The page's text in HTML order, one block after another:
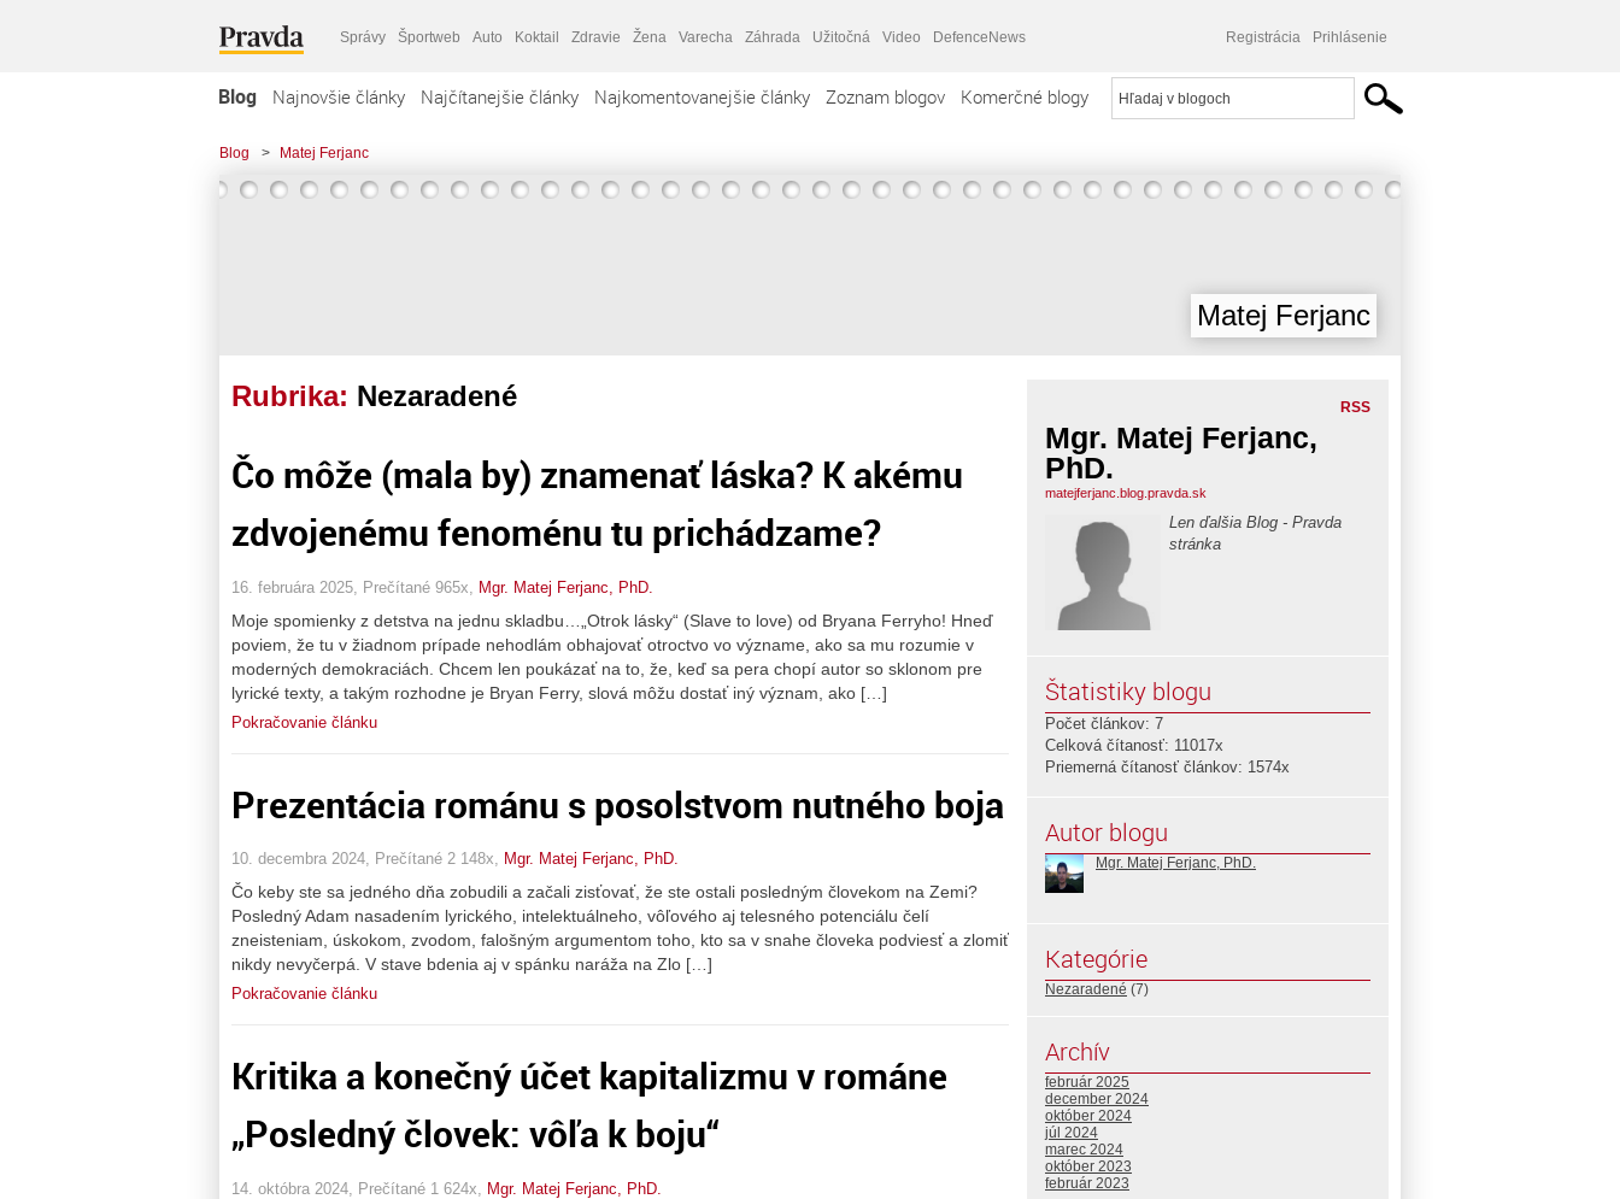
Správy Športweb Auto Koktail Zdravie Žena Varecha Záhrada Užitočná Video DefenceNews Registrácia Prihlásenie
Blog Najnovšie články Najčítanejšie články Najkomentovanejšie články Zoznam blogov Komerčné blogy
Blog > Matej Ferjanc
Matej Ferjanc
Rubrika: Nezaradené
Čo môže (mala by) znamenať láska? K akému
zdvojenému fenoménu tu prichádzame?
16. februára 2025, Prečítané 965x, Mgr. Matej Ferjanc, PhD.
Moje spomienky z detstva na jednu skladbu…„Otrok lásky“ (Slave to love) od Bryana Ferryho! Hneď
poviem, že tu v žiadnom prípade nehodlám obhajovať otroctvo vo význame, ako sa mu rozumie v
moderných demokraciách. Chcem len poukázať na to, že, keď sa pera chopí autor so sklonom pre
lyrické texty, a takým rozhodne je Bryan Ferry, slová môžu dostať iný význam, ako […]
Pokračovanie článku
Prezentácia románu s posolstvom nutného boja
10. decembra 2024, Prečítané 2 148x, Mgr. Matej Ferjanc, PhD.
Čo keby ste sa jedného dňa zobudili a začali zisťovať, že ste ostali posledným človekom na Zemi?
Posledný Adam nasadením lyrického, intelektuálneho, vôľového aj telesného potenciálu čelí
zneisteniam, úskokom, zvodom, falošným argumentom toho, kto sa v snahe človeka podviesť a zlomiť
nikdy nevyčerpá. V stave bdenia aj v spánku naráža na Zlo […]
Pokračovanie článku
Kritika a konečný účet kapitalizmu v románe
„Posledný človek: vôľa k boju“
14. októbra 2024, Prečítané 1 624x, Mgr. Matej Ferjanc, PhD.
RSS
Mgr. Matej Ferjanc,
PhD.
matejferjanc.blog.pravda.sk
Len ďalšia Blog - Pravda
stránka
Štatistiky blogu
Počet článkov: 7
Celková čítanosť: 11017x
Priemerná čítanosť článkov: 1574x
Autor blogu
Mgr. Matej Ferjanc, PhD.
Kategórie
Nezaradené (7)
Archív
február 2025
december 2024
október 2024
júl 2024
marec 2024
október 2023
február 2023